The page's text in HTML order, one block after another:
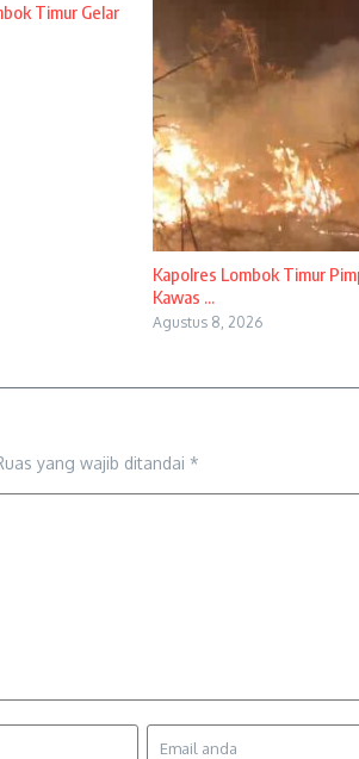
Timur Gelar
Kapolres Lombok Timur
Kawas ...
Agustus 8, 2026
yang wajib ditandai *